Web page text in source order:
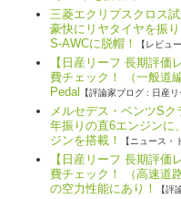
三菱エクリプスクロス
豪快にリヤタイヤを振
S-AWCに脱帽！
【レビュー
【日産リーフ 長期評価
費チェック！ （一般道
Pedal
【評論家ブログ : 日産リ
メルセデス・ベンツS
年振りの直6エンジンに
ジンを搭載！
【ニュース・
【日産リーフ 長期評価
費チェック！ （高速道
の空力性能にあり！
【評